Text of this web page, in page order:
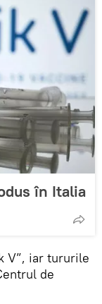
în Italia
V”, iar tururile
de